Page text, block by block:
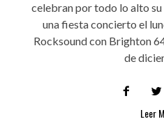
celebran por todo lo alto
una fiesta concierto el
Rocksound con Brighton
de
Leer